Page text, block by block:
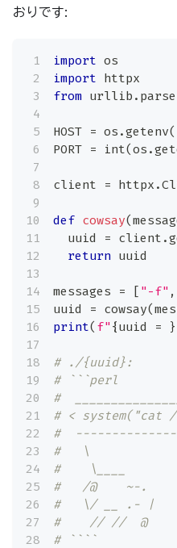
おりです:
import os
import httpx
from urllib . parse
HOST = os .getenv(
PORT
= int(os .
client = httpx .
def cowsay(
  uuid
= client .
return uuid
messages = [ "-f" ,
uuid
= cowsay(
print( f" {uuid = }
# ./{uuid}:
# ```perl
#
# < system("cat
#
#   \
#    \____
#   /@    ~-.
#   \/ __ .- |
#    // //  @
# ````